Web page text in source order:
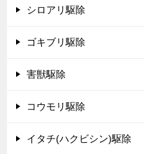
シロアリ駆除
ゴキブリ駆除
害獣駆除
コウモリ駆除
イタチ(ハクビシン)駆除